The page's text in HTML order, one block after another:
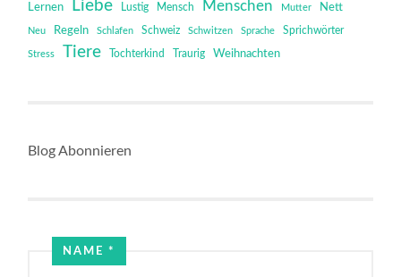
Lernen Liebe Lustig Mensch Menschen Mutter Nett
Neu Regeln Schlafen Schweiz Schwitzen Sprache Sprichwörter
Stress Tiere Tochterkind Traurig Weihnachten
Blog Abonnieren
NAME*